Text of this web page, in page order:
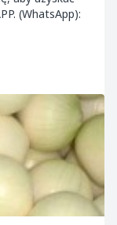
(WhatsApp):